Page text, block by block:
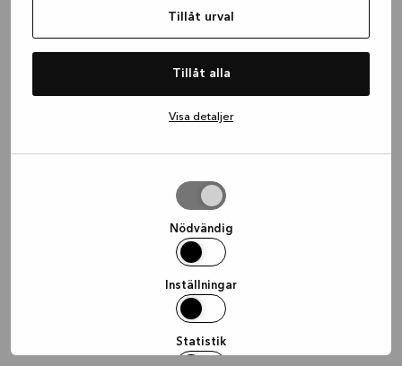
Tillåt urval
Tillåt alla
Visa detaljer
Nödvändig
Inställningar
Statistik